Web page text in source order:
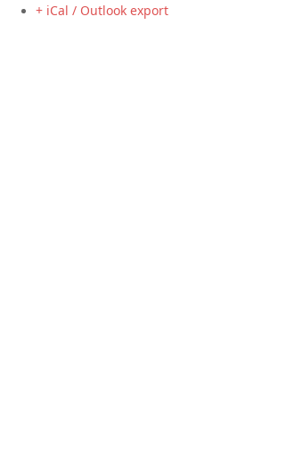
+ iCal / Outlook export